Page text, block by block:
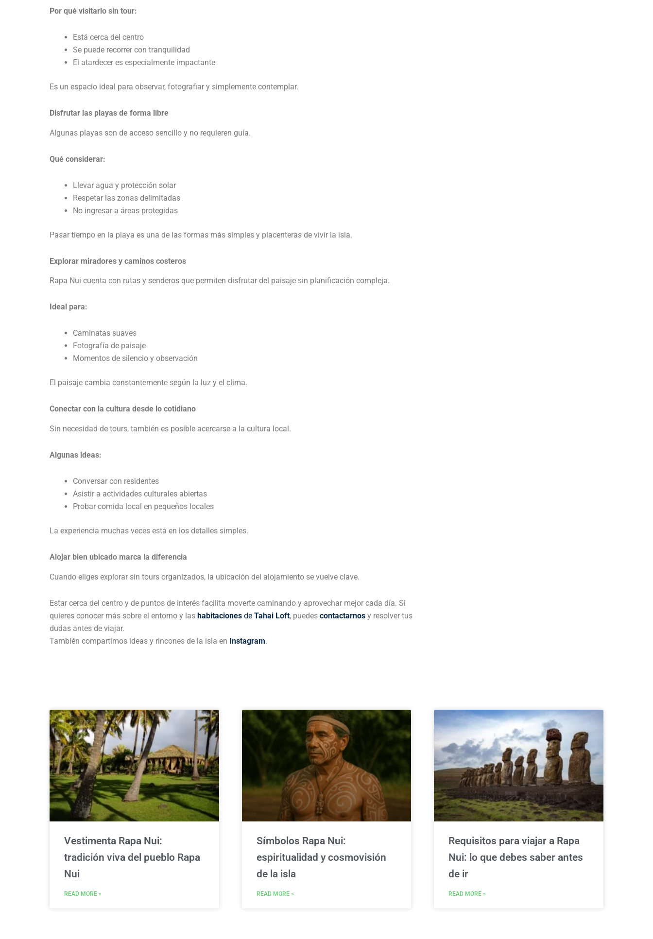
Por qué visitarlo sin tour:
Está cerca del centro
Se puede recorrer con tranquilidad
El atardecer es especialmente impactante
Es un espacio ideal para observar, fotografiar y simplemente contemplar.
Disfrutar las playas de forma libre
Algunas playas son de acceso sencillo y no requieren guía.
Qué considerar:
Llevar agua y protección solar
Respetar las zonas delimitadas
No ingresar a áreas protegidas
Pasar tiempo en la playa es una de las formas más simples y placenteras de vivir la isla.
Explorar miradores y caminos costeros
Rapa Nui cuenta con rutas y senderos que permiten disfrutar del paisaje sin planificación compleja.
Ideal para:
Caminatas suaves
Fotografía de paisaje
Momentos de silencio y observación
El paisaje cambia constantemente según la luz y el clima.
Conectar con la cultura desde lo cotidiano
Sin necesidad de tours, también es posible acercarse a la cultura local.
Algunas ideas:
Conversar con residentes
Asistir a actividades culturales abiertas
Probar comida local en pequeños locales
La experiencia muchas veces está en los detalles simples.
Alojar bien ubicado marca la diferencia
Cuando eliges explorar sin tours organizados, la ubicación del alojamiento se vuelve clave.
Estar cerca del centro y de puntos de interés facilita moverte caminando y aprovechar mejor cada día. Si
quieres conocer más sobre el entorno y las habitaciones de Tahai Loft, puedes contactarnos y resolver tus
dudas antes de viajar.
También compartimos ideas y rincones de la isla en Instagram.
Vestimenta Rapa Nui:
tradición viva del pueblo Rapa
Nui
READ MORE »
Símbolos Rapa Nui:
espiritualidad y cosmovisión
de la isla
READ MORE »
Requisitos para viajar a Rapa
Nui: lo que debes saber antes
de ir
READ MORE »